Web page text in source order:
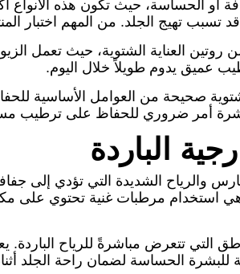
أو الحساسة، حيث تكون هذه الأنواع
تسبب تهيج الجلد. من المهم اختبار
روتين العناية الشتوية، حيث تعمل
عميق يدوم طويلاً خلال اليوم.
صحيحة من العوامل الأساسية
أمر ضروري للحفاظ على ترطيب
الباردة
الشديدة التي تؤدي إلى
استخدام مرطبات غنية تحتوي على
التي تتعرض مباشرةً للرياح
للبشرة الحساسة لضمان راحة الجلد